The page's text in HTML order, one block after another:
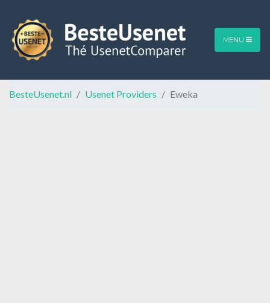
MENU
BesteUsenet.nl Usenet Providers Eweka